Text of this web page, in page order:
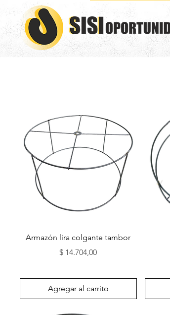
Vista rápida
Armazón lira colgante tambor
Precio
$ 14.704,00
Agregar al carrito